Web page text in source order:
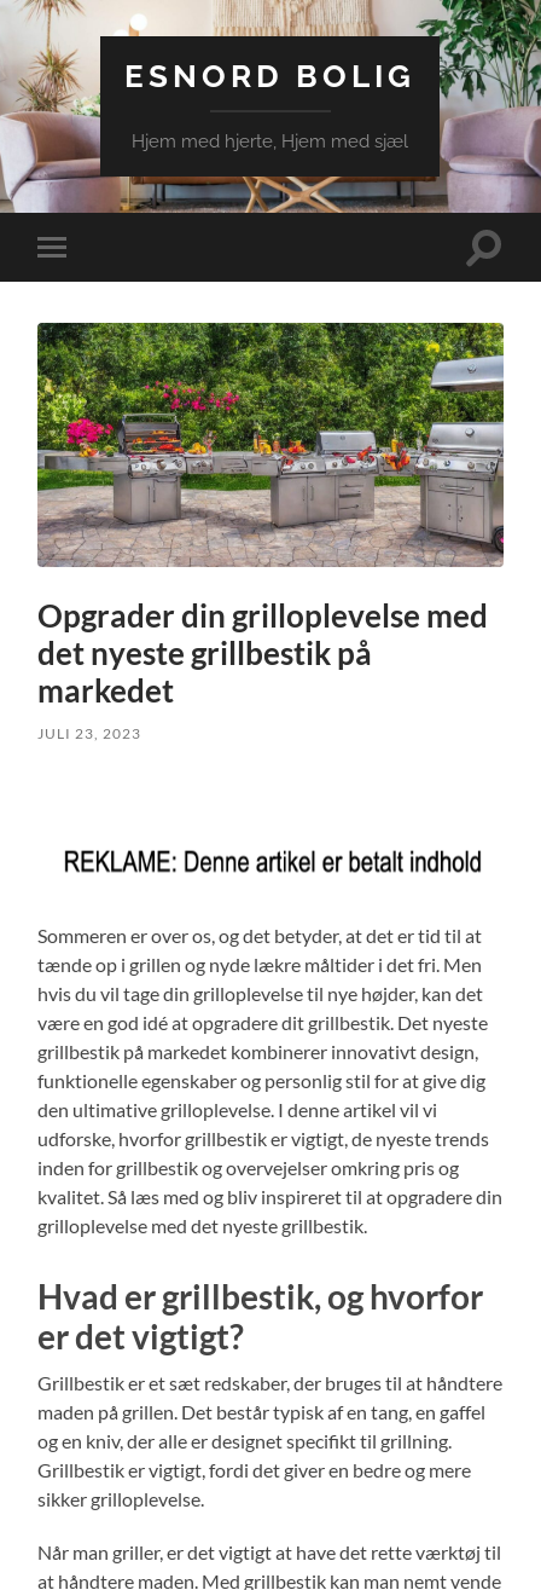
ESNORD BOLIG
Hjem med hjerte, Hjem med sjæl
Toggle
mobile
Toggle
Opgrader din grilloplevelse med
det nyeste grillbestik på
markedet
JULI 23, 2023
Sommeren er over os, og det betyder, at det er tid til at
tænde op i grillen og nyde lækre måltider i det fri. Men
hvis du vil tage din grilloplevelse til nye højder, kan det
være en god idé at opgradere dit grillbestik. Det nyeste
grillbestik på markedet kombinerer innovativt design,
funktionelle egenskaber og personlig stil for at give dig
den ultimative grilloplevelse. I denne artikel vil vi
udforske, hvorfor grillbestik er vigtigt, de nyeste trends
inden for grillbestik og overvejelser omkring pris og
kvalitet. Så læs med og bliv inspireret til at opgradere din
grilloplevelse med det nyeste grillbestik.
Hvad er grillbestik, og hvorfor
er det vigtigt?
Grillbestik er et sæt redskaber, der bruges til at håndtere
maden på grillen. Det består typisk af en tang, en gaffel
og en kniv, der alle er designet specifikt til grillning.
Grillbestik er vigtigt, fordi det giver en bedre og mere
sikker grilloplevelse.
Når man griller, er det vigtigt at have det rette værktøj til
at håndtere maden. Med grillbestik kan man nemt vende